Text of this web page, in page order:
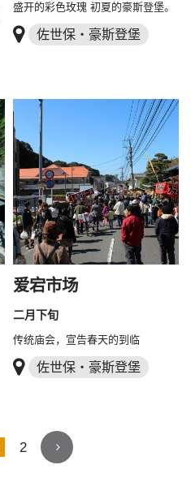
盛开的彩色玫瑰 初夏的豪斯登堡。
佐世保・豪斯登堡
爱宕市场
二月下旬
传统庙会，宣告春天的到临
佐世保・豪斯登堡
2